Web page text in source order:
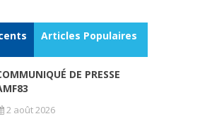
Articles Populaires
DE PRESSE
2 août 2026